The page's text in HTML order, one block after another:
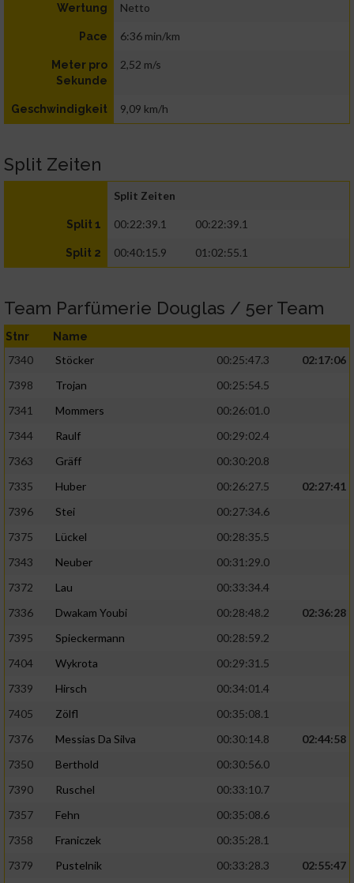
Wertung Netto
Pace 6:36 min/km
Meter pro
Sekunde
2,52 m/s
Geschwindigkeit 9,09 km/h
Split Zeiten
Split Zeiten
Split 1 00:22:39.1 00:22:39.1
Split 2 00:40:15.9 01:02:55.1
Team Parfümerie Douglas / 5er Team
Stnr Name
7340 Stöcker 00:25:47.3
02:17:06
7398
Trojan
00:25:54.5
7341
Mommers
00:26:01.0
7344
Raulf
00:29:02.4
7363
Gräff
00:30:20.8
7335
Huber 00:26:27.5
02:27:41
7396
Stei
00:27:34.6
7375
Lückel
00:28:35.5
7343
Neuber
00:31:29.0
7372
Lau
00:33:34.4
7336
Dwakam Youbi 00:28:48.2
02:36:28
7395
Spieckermann
00:28:59.2
7404
Wykrota
00:29:31.5
7339
Hirsch
00:34:01.4
7405
Zölfl
00:35:08.1
7376
Messias Da Silva 00:30:14.8
02:44:58
7350
Berthold
00:30:56.0
7390
Ruschel
00:33:10.7
7357
Fehn
00:35:08.6
7358
Franiczek
00:35:28.1
7379
Pustelnik 00:33:28.3
02:55:47